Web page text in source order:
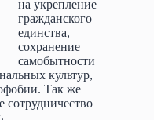
на укрепление
гражданского
единства,
сохранение
самобытности
культур,
Так же
сотрудничество